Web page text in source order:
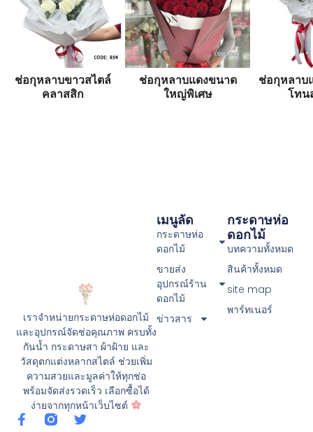
ช่อกุหลาบขาวสไตล์
คลาสสิก
ช่อกุหลาบแดงขนาด
ใหญ่พิเศษ
ช่อกุหลาบ
โทน
เราจำหน่ายกระดาษห่อดอกไม้
และอุปกรณ์จัดช่อคุณภาพ ครบทั้ง
กันน้ำ กระดาษสา ผ้าฝ้าย และ
วัสดุตกแต่งหลากสไตล์ ช่วยเพิ่ม
ความสวยและมูลค่าให้ทุกช่อ
พร้อมจัดส่งรวดเร็ว เลือกซื้อได้
ง่ายจากทุกหน้าเว็บไซต์
กระดาษห่อ
ดอกไม้
บทความทั้งหมด
สินค้าทั้งหมด
site map
พาร์ทเนอร์
เมนูลัด
กระดาษห่อ
ดอกไม้
ขายส่ง
อุปกรณ์ร้าน
ดอกไม้
ข่าวสาร